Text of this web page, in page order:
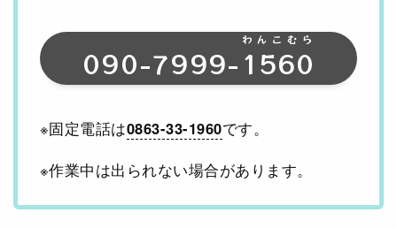
090-7999- 1560
わんこむら
※固定電話は0863-33-1960です。
※作業中は出られない場合があります。